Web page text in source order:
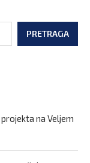
PRETRAGA
na Veljem